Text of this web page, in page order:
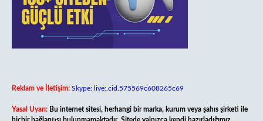
Reklam ve İletişim: Skype: live:.cid.575569c608265c69
Yasal Uyarı: Bu internet sitesi, herhangi bir marka, kurum veya şahıs şirketi ile